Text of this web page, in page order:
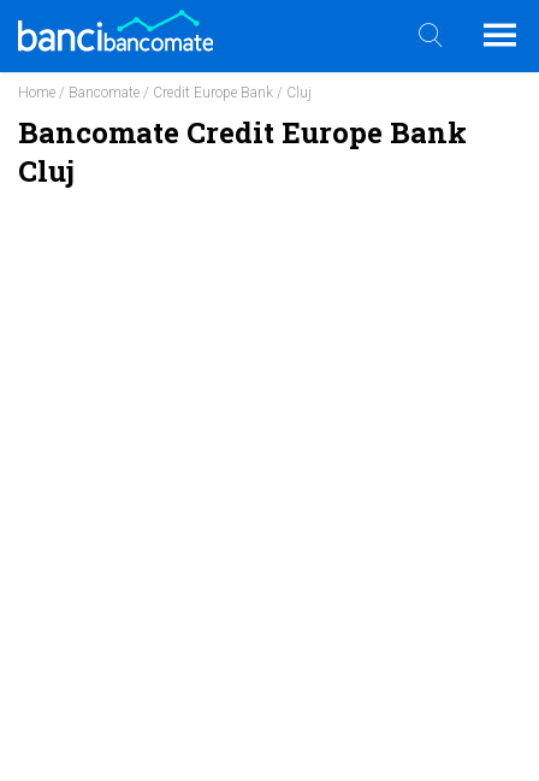
Home / Bancomate / Credit Europe Bank / Cluj
Bancomate Credit Europe Bank
Cluj